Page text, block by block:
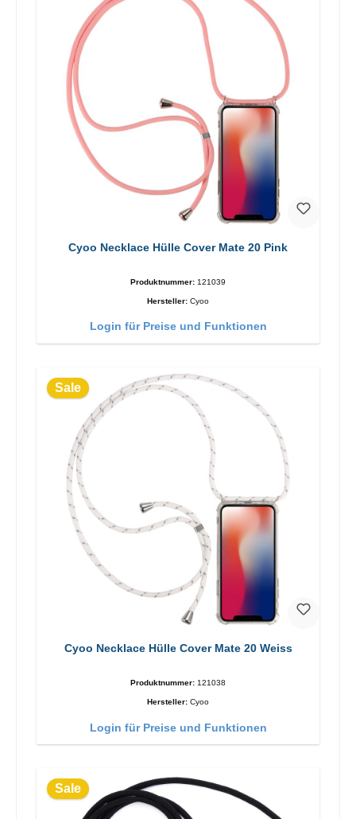
Cyoo Necklace Hülle Cover Mate 20 Pink
Produktnummer: 121039
Hersteller: Cyoo
Login für Preise und Funktionen
Sale
Cyoo Necklace Hülle Cover Mate 20 Weiss
Produktnummer: 121038
Hersteller: Cyoo
Login für Preise und Funktionen
Sale